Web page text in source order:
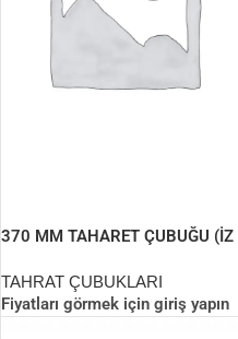
370 MM TAHARET ÇUBUĞU (İZ
TAHRAT ÇUBUKLARI
Fiyatları görmek için giriş yapın